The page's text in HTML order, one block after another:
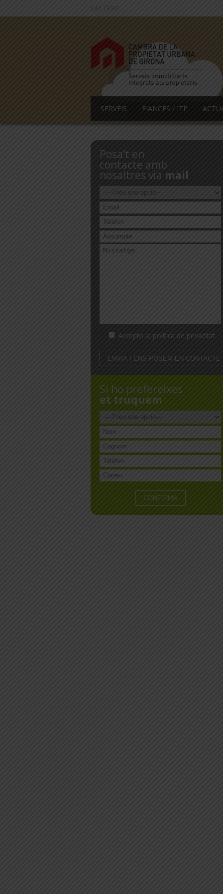
CAT / ESP
SERVEIS FIANCES / ITP
Posa’t en
contacte amb
nosaltres via mail
Accepto la política de privacitat
Si ho prefereixes
et truquem